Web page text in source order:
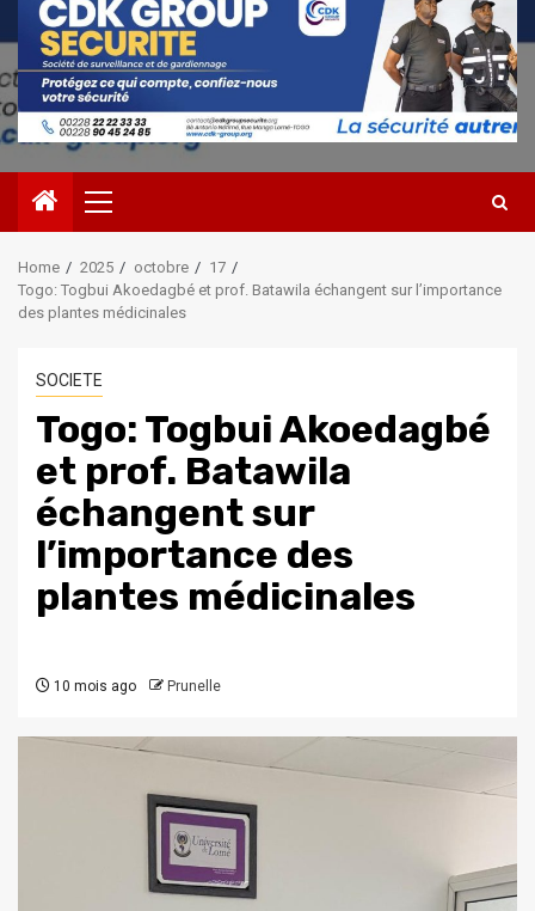
Primary
Menu
Home 2025 octobre
17
Togo: Togbui Akoedagbé et prof. Batawila échangent sur l’importance
des plantes médicinales
SOCIETE
Togo: Togbui Akoedagbé
et prof. Batawila
échangent sur
l’importance des
plantes médicinales
10 mois ago Prunelle